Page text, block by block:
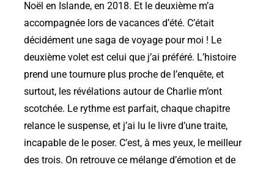
Noël en Islande, en 2018. Et le deuxième m’a
accompagnée lors de vacances d’été. C’était
décidément une saga de voyage pour moi ! Le
deuxième volet est celui que j’ai préféré. L’histoire
prend une tournure plus proche de l’enquête, et
surtout, les révélations autour de Charlie m’ont
scotchée. Le rythme est parfait, chaque chapitre
relance le suspense, et j’ai lu le livre d’une traite,
incapable de le poser. C’est, à mes yeux, le meilleur
des trois. On retrouve ce mélange d’émotion et de